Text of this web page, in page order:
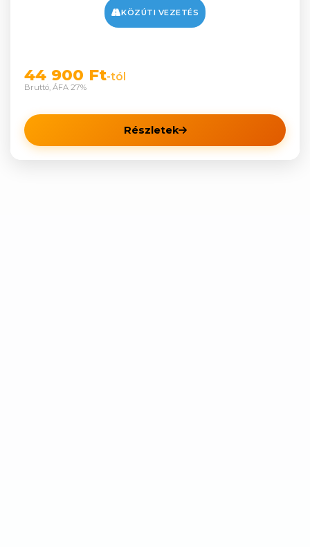
KÖZÚTI VEZETÉS
44 900 Ft-tól
Bruttó, ÁFA 27%
Részletek